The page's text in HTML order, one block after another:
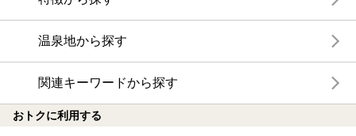
温泉地から探す
関連キーワードから探す
おトクに利用する